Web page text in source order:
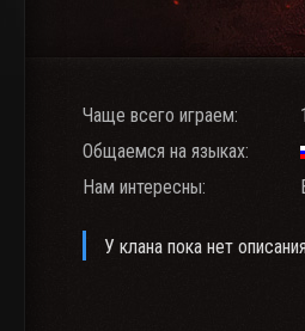
Чаще всего играем:
Общаемся на языках:
Нам интересны:
У клана пока нет